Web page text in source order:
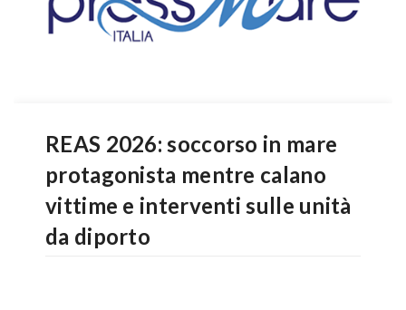
REAS 2026: soccorso in mare
protagonista mentre calano
vittime e interventi sulle unità
da diporto